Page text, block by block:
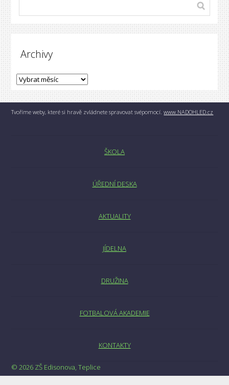
Archivy
Tvoříme weby, které si hravě zvládnete spravovat svépomocí.www.NADOHLED.cz
ŠKOLA
ÚŘEDNÍ DESKA
AKTUALITY
JÍDELNA
DRUŽINA
FOTBALOVÁ AKADEMIE
KONTAKTY
© 2026 ZŠ Edisonova, Teplice